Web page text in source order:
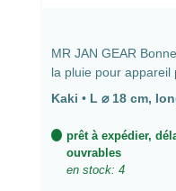
MR JAN GEAR
la pluie pour appareil
cm, longueur 70 cm
Kaki • L ⌀ 18 cm,
prêt à expédier,
ouvrables
en stock: 4